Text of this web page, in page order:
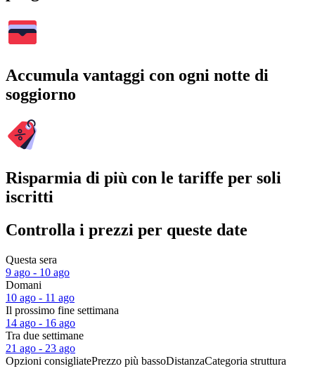
Accumula vantaggi con ogni notte di
soggiorno
Risparmia di più con le tariffe per soli
iscritti
Controlla i prezzi per queste date
Questa sera
9 ago - 10 ago
Domani
10 ago - 11 ago
Il prossimo fine settimana
14 ago - 16 ago
Tra due settimane
21 ago - 23 ago
Opzioni consigliatePrezzo più bassoDistanzaCategoria struttura